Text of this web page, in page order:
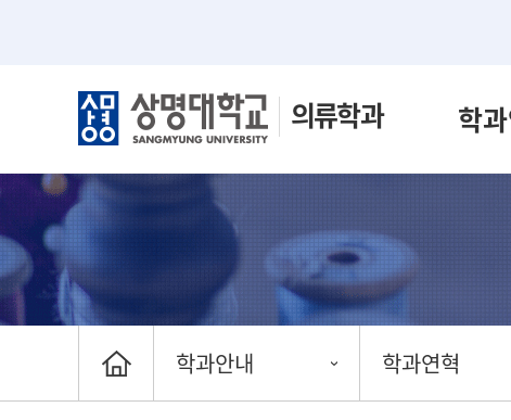
의류학과 학
학과안내 학과연혁